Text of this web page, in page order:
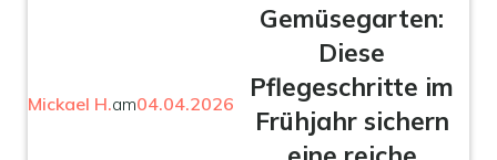
Mickael H.am04.04.2026
Gemüsegarten:
Diese
Pflegeschritte im
Frühjahr sichern